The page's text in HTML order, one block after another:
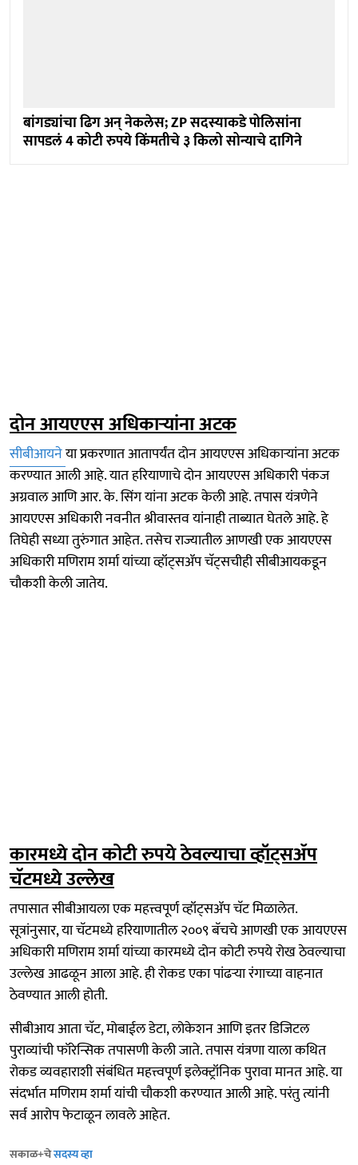
बांगड्यांचा ढिग अन् नेकलेस; ZP सदस्याकडे पोलिसांना
सापडलं 4 कोटी रुपये किंमतीचे ३ किलो सोन्याचे दागिने
दोन आयएएस अधिकाऱ्यांना अटक
सीबीआयनेया प्रकरणात आतापर्यंत दोन आयएएस अधिकाऱ्यांना अटक
करण्यात आली आहे. यात हरियाणाचे दोन आयएएस अधिकारी पंकज
अग्रवाल आणि आर. के. सिंग यांना अटक केली आहे. तपास यंत्रणेने
आयएएस अधिकारी नवनीत श्रीवास्तव यांनाही ताब्यात घेतले आहे. हे
तिघेही सध्या तुरुंगात आहेत. तसेच राज्यातील आणखी एक आयएएस
अधिकारी मणिराम शर्मा यांच्या व्हॉट्सॲप चॅट्सचीही सीबीआयकडून
चौकशी केली जातेय.
कारमध्ये दोन कोटी रुपये ठेवल्याचा व्हॉट्सॲप
चॅटमध्ये उल्लेख
तपासात सीबीआयला एक महत्त्वपूर्ण व्हॉट्सॲप चॅट मिळालेत.
सूत्रांनुसार, या चॅटमध्ये हरियाणातील २००९ बॅचचे आणखी एक आयएएस
अधिकारी मणिराम शर्मा यांच्या कारमध्ये दोन कोटी रुपये रोख ठेवल्याचा
उल्लेख आढळून आला आहे. ही रोकड एका पांढऱ्या रंगाच्या वाहनात
ठेवण्यात आली होती.
सीबीआय आता चॅट, मोबाईल डेटा, लोकेशन आणि इतर डिजिटल
पुराव्यांची फॉरेन्सिक तपासणी केली जाते. तपास यंत्रणा याला कथित
रोकड व्यवहाराशी संबंधित महत्त्वपूर्ण इलेक्ट्रॉनिक पुरावा मानत आहे. या
संदर्भात मणिराम शर्मा यांची चौकशी करण्यात आली आहे. परंतु त्यांनी
सर्व आरोप फेटाळून लावले आहेत.
सकाळ+चेसदस्य व्हा